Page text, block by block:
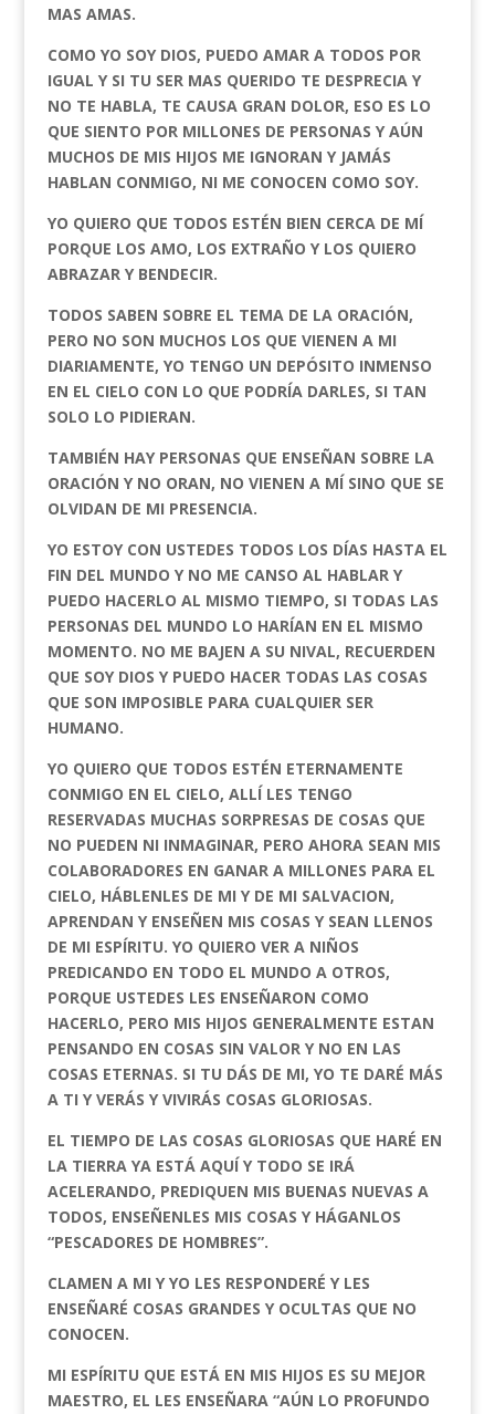
MAS AMAS.
COMO YO SOY DIOS, PUEDO AMAR A TODOS POR
IGUAL Y SI TU SER MAS QUERIDO TE DESPRECIA Y
NO TE HABLA, TE CAUSA GRAN DOLOR, ESO ES LO
QUE SIENTO POR MILLONES DE PERSONAS Y AÚN
MUCHOS DE MIS HIJOS ME IGNORAN Y JAMÁS
HABLAN CONMIGO, NI ME CONOCEN COMO SOY.
YO QUIERO QUE TODOS ESTÉN BIEN CERCA DE MÍ
PORQUE LOS AMO, LOS EXTRAÑO Y LOS QUIERO
ABRAZAR Y BENDECIR.
TODOS SABEN SOBRE EL TEMA DE LA ORACIÓN,
PERO NO SON MUCHOS LOS QUE VIENEN A MI
DIARIAMENTE, YO TENGO UN DEPÓSITO INMENSO
EN EL CIELO CON LO QUE PODRÍA DARLES, SI TAN
SOLO LO PIDIERAN.
TAMBIÉN HAY PERSONAS QUE ENSEÑAN SOBRE LA
ORACIÓN Y NO ORAN, NO VIENEN A MÍ SINO QUE SE
OLVIDAN DE MI PRESENCIA.
YO ESTOY CON USTEDES TODOS LOS DÍAS HASTA EL
FIN DEL MUNDO Y NO ME CANSO AL HABLAR Y
PUEDO HACERLO AL MISMO TIEMPO, SI TODAS LAS
PERSONAS DEL MUNDO LO HARÍAN EN EL MISMO
MOMENTO. NO ME BAJEN A SU NIVAL, RECUERDEN
QUE SOY DIOS Y PUEDO HACER TODAS LAS COSAS
QUE SON IMPOSIBLE PARA CUALQUIER SER
HUMANO.
YO QUIERO QUE TODOS ESTÉN ETERNAMENTE
CONMIGO EN EL CIELO, ALLÍ LES TENGO
RESERVADAS MUCHAS SORPRESAS DE COSAS QUE
NO PUEDEN NI INMAGINAR, PERO AHORA SEAN MIS
COLABORADORES EN GANAR A MILLONES PARA EL
CIELO, HÁBLENLES DE MI Y DE MI SALVACION,
APRENDAN Y ENSEÑEN MIS COSAS Y SEAN LLENOS
DE MI ESPÍRITU. YO QUIERO VER A NIÑOS
PREDICANDO EN TODO EL MUNDO A OTROS,
PORQUE USTEDES LES ENSEÑARON COMO
HACERLO, PERO MIS HIJOS GENERALMENTE ESTAN
PENSANDO EN COSAS SIN VALOR Y NO EN LAS
COSAS ETERNAS. SI TU DÁS DE MI, YO TE DARÉ MÁS
A TI Y VERÁS Y VIVIRÁS COSAS GLORIOSAS.
EL TIEMPO DE LAS COSAS GLORIOSAS QUE HARÉ EN
LA TIERRA YA ESTÁ AQUÍ Y TODO SE IRÁ
ACELERANDO, PREDIQUEN MIS BUENAS NUEVAS A
TODOS, ENSEÑENLES MIS COSAS Y HÁGANLOS
“PESCADORES DE HOMBRES”.
CLAMEN A MI Y YO LES RESPONDERÉ Y LES
ENSEÑARÉ COSAS GRANDES Y OCULTAS QUE NO
CONOCEN.
MI ESPÍRITU QUE ESTÁ EN MIS HIJOS ES SU MEJOR
MAESTRO, EL LES ENSEÑARA “AÚN LO PROFUNDO